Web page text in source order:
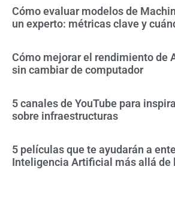
Cómo evaluar modelos de
un experto: métricas clave y
Cómo mejorar el rendimiento de
sin cambiar de computador
5 canales de YouTube para
sobre infraestructuras
5 películas que te ayudarán a
Inteligencia Artificial más allá de